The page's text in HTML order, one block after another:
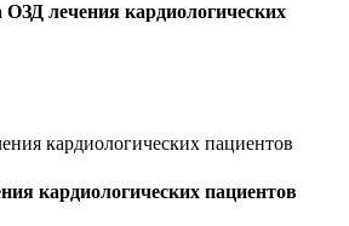
лечения кардиологических
кардиологических пациентов